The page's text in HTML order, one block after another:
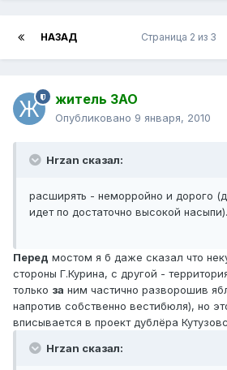
НАЗАД Страница 2 из 3
житель ЗАО
Опубликовано 9 января, 2010
Hrzan сказал:
расширять - неморройно и дорого
идет по достаточно высокой насыпи).
Перед мостом я б даже сказал что
стороны Г.Курина, с другой -
только за ним частично разворошив
напротив собственно вестибюля), но
вписывается в проект дублёра
Hrzan сказал: